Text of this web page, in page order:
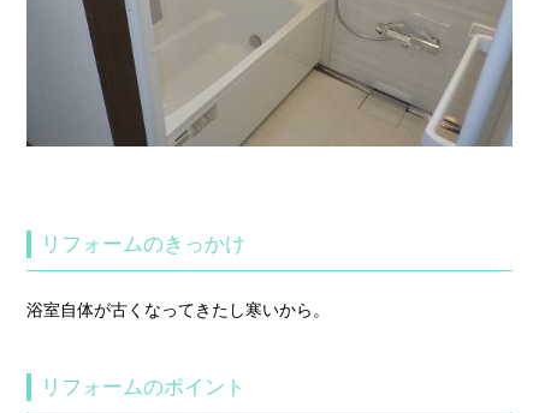
リフォームのきっかけ
浴室自体が古くなってきたし寒いから。
リフォームのポイント